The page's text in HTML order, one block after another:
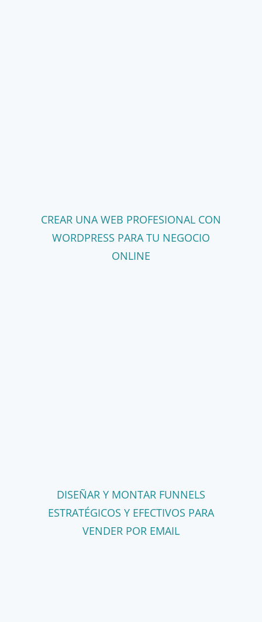
CREAR UNA WEB PROFESIONAL CON
WORDPRESS PARA TU NEGOCIO
ONLINE
DISEÑAR Y MONTAR FUNNELS
ESTRATÉGICOS Y EFECTIVOS PARA
VENDER POR EMAIL